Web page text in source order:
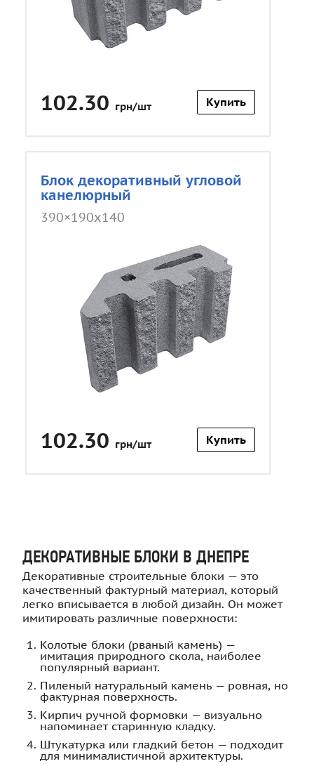
102.30 грн/шт Купить
Блок декоративный угловой
канелюрный
390×190x140
102.30 грн/шт Купить
ДЕКОРАТИВНЫЕ БЛОКИ В ДНЕПРЕ
Декоративные строительные блоки — это
качественный фактурный материал, который
легко вписывается в любой дизайн. Он может
имитировать различные поверхности:
Колотые блоки (рваный камень) —
имитация природного скола, наиболее
популярный вариант.
Пиленый натуральный камень — ровная, но
фактурная поверхность.
Кирпич ручной формовки — визуально
напоминает старинную кладку.
Штукатурка или гладкий бетон — подходит
для минималистичной архитектуры.